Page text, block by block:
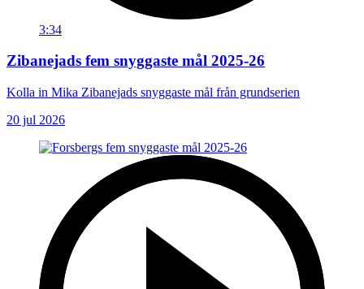
3:34
Zibanejads fem snyggaste mål 2025-26
Kolla in Mika Zibanejads snyggaste mål från grundserien
20 jul 2026